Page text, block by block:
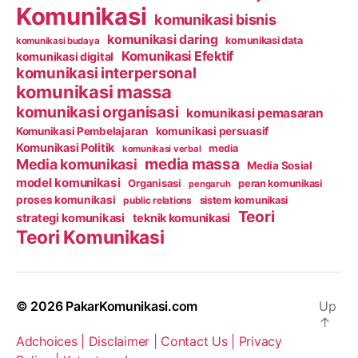
Komunikasi komunikasi bisnis
komunikasi budaya komunikasi daring komunikasi data
komunikasi digital Komunikasi Efektif
komunikasi interpersonal
komunikasi massa
komunikasi organisasi komunikasi pemasaran
Komunikasi Pembelajaran komunikasi persuasif
Komunikasi Politik komunikasi verbal media
Media komunikasi media massa Media Sosial
model komunikasi Organisasi pengaruh peran komunikasi
proses komunikasi public relations sistem komunikasi
strategi komunikasi teknik komunikasi Teori
Teori Komunikasi
© 2026 PakarKomunikasi.com
Adchoices | Disclaimer | Contact Us | Privacy
Up
↑